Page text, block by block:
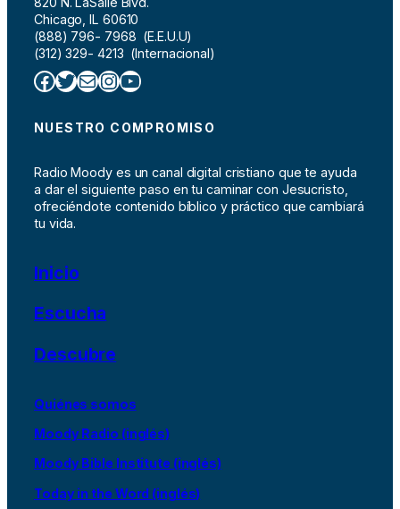
Chicago, IL 60610
(888) 796- 7968 (E.E.U.U)
(312) 329- 4213 (Internacional)
Facebook Twitter Correo electrónico InstagramYouTube
NUESTRO COMPROMISO
Radio Moody es un canal digital cristiano que te ayuda
a dar el siguiente paso en tu caminar con Jesucristo,
ofreciéndote contenido bíblico y práctico que cambiará
tu vida.
Inicio
Escucha
Descubre
Quiénes somos
Moody Radio (inglés)
Moody Bible Institute (inglés)
Today in the Word (inglés)